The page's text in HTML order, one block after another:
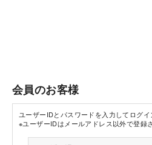
会員のお客様
ユーザーIDとパスワードを入力してログイ
※ユーザーIDはメールアドレス以外で登録